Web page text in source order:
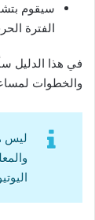
سيقوم
الفترة
في هذا الدليل
والخطوات
ليس